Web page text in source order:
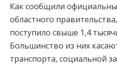
Как сообщили
областного
поступило свыше 1,4
Большинство из них
транспорта, социальной